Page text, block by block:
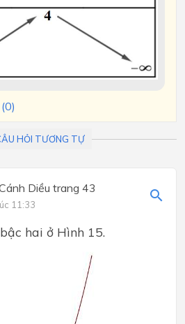
HỎI TƯƠNG TỰ
Diều trang 43
11:33
hai ở Hình 15.